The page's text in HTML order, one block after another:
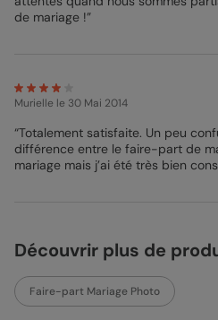
de mariage !”
Murielle le 30 Mai 2014
“Totalement satisfaite. Un peu
différence entre le faire-part de
mariage mais j’ai été très bien
Découvrir plus de
Faire-part Mariage Photo